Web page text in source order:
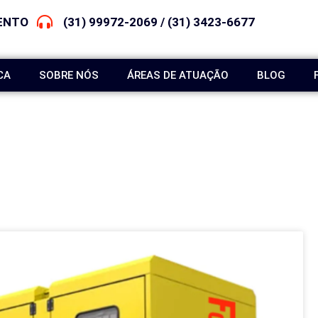
(31) 99972-2069 / (31) 3423-6677
SOBRE NÓS ÁREAS DE ATUAÇÃO BLOG